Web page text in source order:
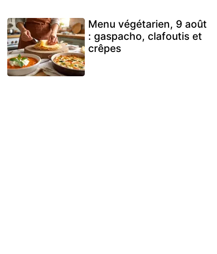
Menu végétarien, 9 août
: gaspacho, clafoutis et
crêpes